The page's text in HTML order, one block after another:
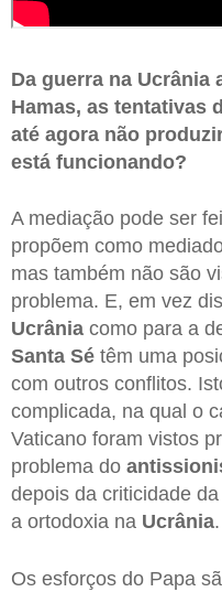
Da guerra na Ucrânia
Hamas, as tentativas
até agora não
está funcionando?
A mediação pode ser
propõem como
mas também não são
problema. E, em vez
Ucrânia como para a
Santa Sé têm uma
com outros conflitos.
complicada, na qual o
Vaticano foram vistos
problema do
depois da criticidade
a ortodoxia na Ucrânia.
Os esforços do Papa